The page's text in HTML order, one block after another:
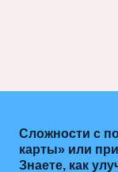
Сложности с
карты» или
Знаете, как